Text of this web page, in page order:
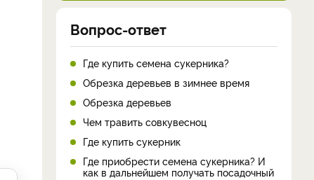
Вопрос-ответ
Где купить семена сукерника?
Обрезка деревьев в зимнее время
Обрезка деревьев
Чем травить совкувесноц
Где купить сукерник
Где приобрести семена сукерника? И
как в дальнейшем получать посадочный